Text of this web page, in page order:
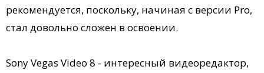
рекомендуется, поскольку, начиная с версии Pro,
стал довольно сложен в освоении.
Sony Vegas Video 8 - интересный видеоредактор,